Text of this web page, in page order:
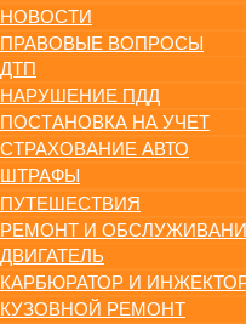
НОВОСТИ
ПРАВОВЫЕ ВОПРОСЫ
ДТП
НАРУШЕНИЕ ПДД
ПОСТАНОВКА НА УЧЕТ
СТРАХОВАНИЕ АВТО
ШТРАФЫ
ПУТЕШЕСТВИЯ
РЕМОНТ И
ДВИГАТЕЛЬ
КАРБЮРАТОР И
КУЗОВНОЙ РЕМОНТ